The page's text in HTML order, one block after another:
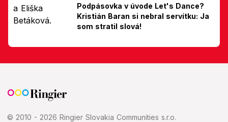
Podpásovka v úvode Let's Dance?
Kristián Baran si nebral servítku: Ja
som stratil slová!
© 2010 - 2026 Ringier Slovakia Communities s.r.o.